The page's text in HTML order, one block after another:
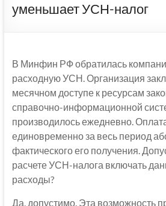
уменьшает УСН-налог
В Минфин РФ обратилась
расходную УСН. Организация
месячном доступе к ресурсам
справочно-информационной
производилось ежедневно.
единовременно за весь период
фактического его получения.
расчете УСН-налога включать
расходы?
Да, допустимо. Эта возможность